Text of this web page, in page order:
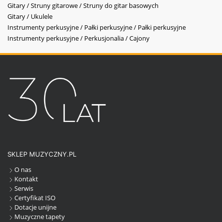
Gitary / Struny gitarowe / Struny do gitar basowych
Gitary / Ukulele
Instrumenty perkusyjne / Pałki perkusyjne / Pałki perkusyjne
Instrumenty perkusyjne / Perkusjonalia / Cajony
SKLEP MUZYCZNY.PL
O nas
Kontakt
Serwis
Certyfikat ISO
Dotacje unijne
Muzyczne tapety